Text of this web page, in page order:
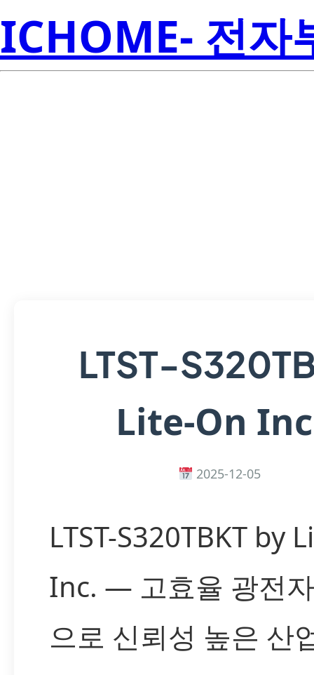
ICHOME- 전자
LTST-
Lite-On
2025-12-05
LTST-S320TBKT by
Inc. — 고효율 광전
으로 신뢰성 높은 산